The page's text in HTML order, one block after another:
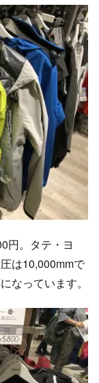
円。タテ・ヨ
は10,000mmで
なっています。